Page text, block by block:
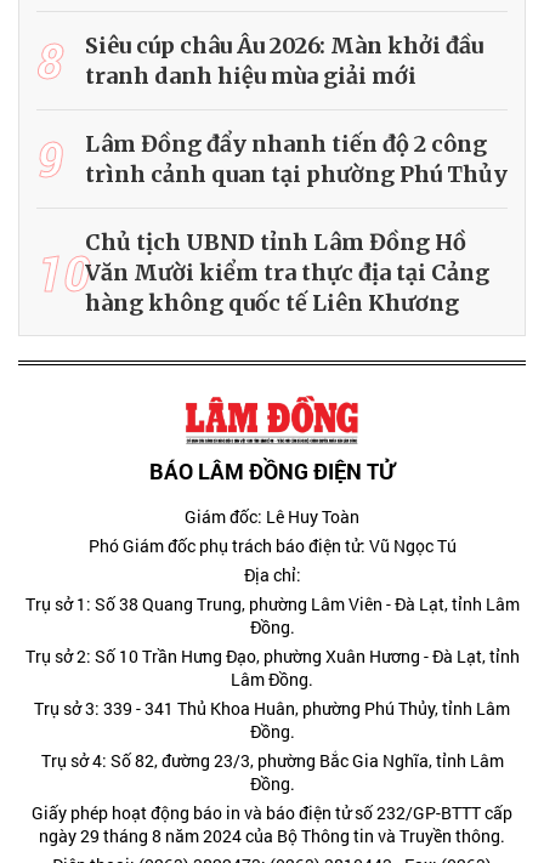
8
Siêu cúp châu Âu 2026: Màn khởi đầu
tranh danh hiệu mùa giải mới
9
Lâm Đồng đẩy nhanh tiến độ 2 công
trình cảnh quan tại phường Phú Thủy
10Chủ tịch UBND tỉnh Lâm Đồng Hồ
Văn Mười kiểm tra thực địa tại Cảng
hàng không quốc tế Liên Khương
BÁO LÂM ĐỒNG ĐIỆN TỬ
Giám đốc: Lê Huy Toàn
Phó Giám đốc phụ trách báo điện tử: Vũ Ngọc Tú
Địa chỉ:
Trụ sở 1: Số 38 Quang Trung, phường Lâm Viên - Đà Lạt, tỉnh Lâm
Đồng.
Trụ sở 2: Số 10 Trần Hưng Đạo, phường Xuân Hương - Đà Lạt, tỉnh
Lâm Đồng.
Trụ sở 3: 339 - 341 Thủ Khoa Huân, phường Phú Thủy, tỉnh Lâm
Đồng.
Trụ sở 4: Số 82, đường 23/3, phường Bắc Gia Nghĩa, tỉnh Lâm
Đồng.
Giấy phép hoạt động báo in và báo điện tử số 232/GP-BTTT cấp
ngày 29 tháng 8 năm 2024 của Bộ Thông tin và Truyền thông.